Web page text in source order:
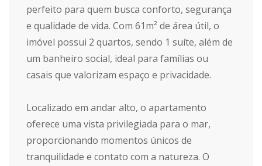
perfeito para quem busca conforto, segurança
e qualidade de vida. Com 61m² de área útil, o
imóvel possui 2 quartos, sendo 1 suíte, além de
um banheiro social, ideal para famílias ou
casais que valorizam espaço e privacidade.
Localizado em andar alto, o apartamento
oferece uma vista privilegiada para o mar,
proporcionando momentos únicos de
tranquilidade e contato com a natureza. O